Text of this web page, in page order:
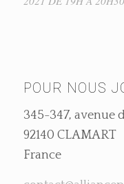
POUR NOUS
345-347, avenue
92140 CLAMART
France